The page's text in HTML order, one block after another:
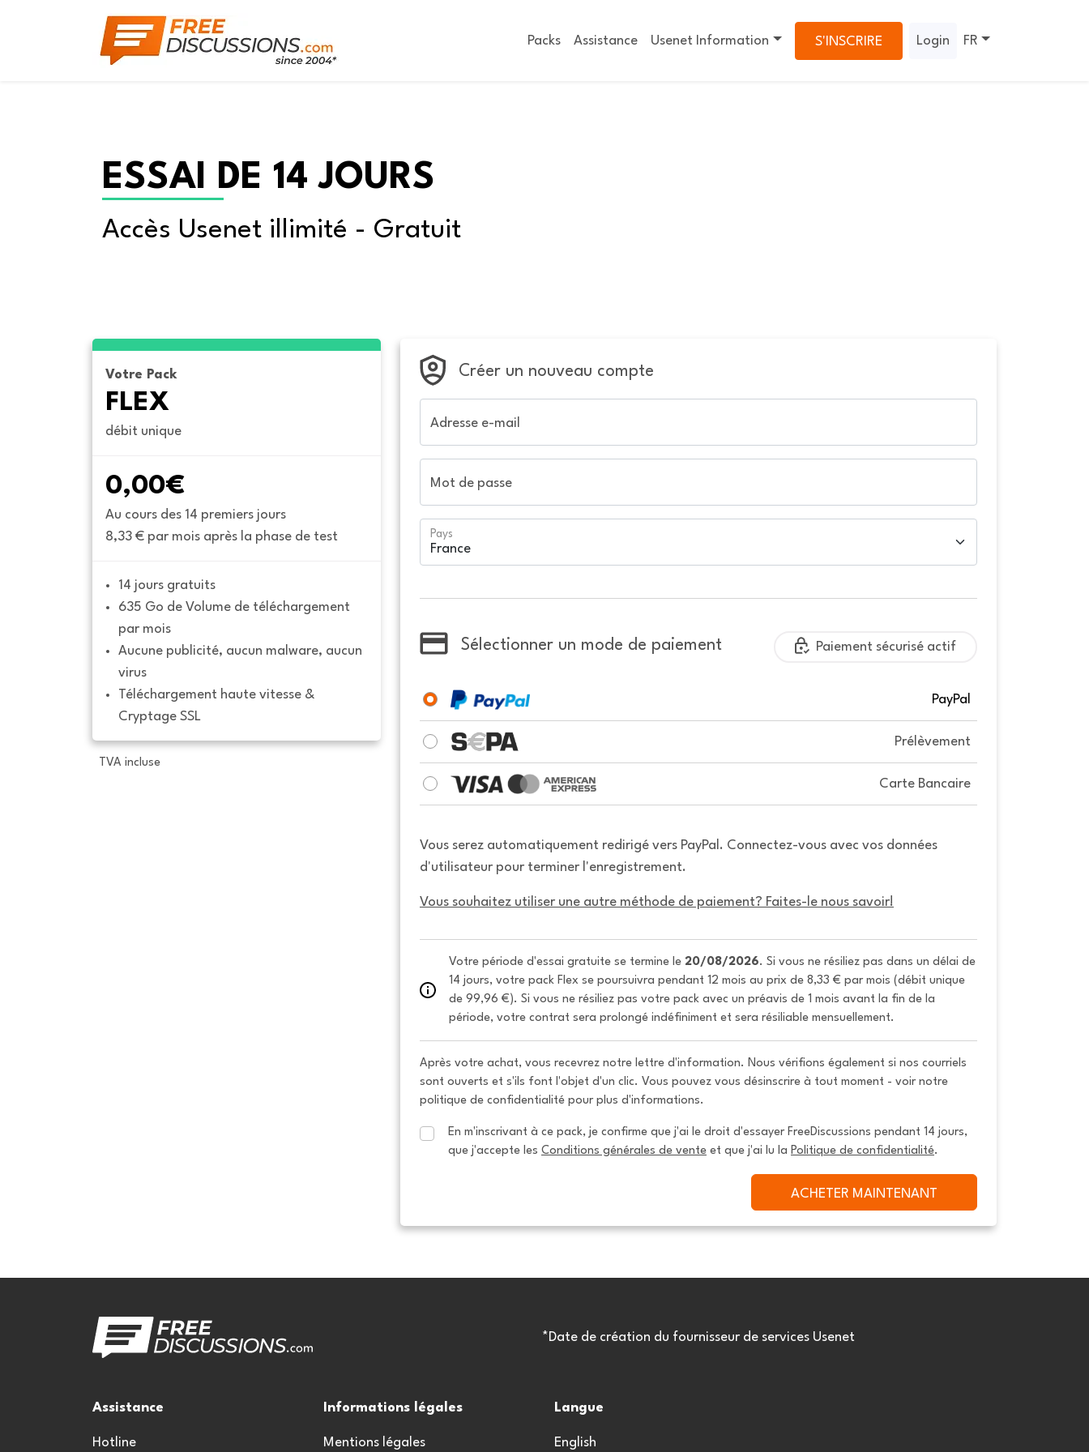
Packs Assistance Usenet Information S'INSCRIRE Login FR
ESSAI DE 14 JOURS
Accès Usenet illimité - Gratuit
Votre Pack
FLEX
débit unique
0,00€
Au cours des 14 premiers jours
8,33 € par mois après la phase de test
14 jours gratuits
635 Go de Volume de téléchargement
par mois
Aucune publicité, aucun malware, aucun
virus
Téléchargement haute vitesse &
Cryptage SSL
TVA incluse
Créer un nouveau compte
Adresse e-mail
Mot de passe
Pays
Sélectionner un mode de paiement Paiement sécurisé actif
PayPal
Prélèvement
Carte Bancaire
Vous serez automatiquement redirigé vers PayPal. Connectez-vous avec vos données
d'utilisateur pour terminer l'enregistrement.
Vous souhaitez utiliser une autre méthode de paiement? Faites-le nous savoir!
Votre période d'essai gratuite se termine le 20/08/2026. Si vous ne résiliez pas dans un délai de
14 jours, votre pack Flex se poursuivra pendant 12 mois au prix de 8,33 € par mois (débit unique
de 99,96 €). Si vous ne résiliez pas votre pack avec un préavis de 1 mois avant la fin de la
période, votre contrat sera prolongé indéfiniment et sera résiliable mensuellement.
Après votre achat, vous recevrez notre lettre d'information. Nous vérifions également si nos courriels
sont ouverts et s'ils font l'objet d'un clic. Vous pouvez vous désinscrire à tout moment - voir notre
politique de confidentialité pour plus d'informations.
En m'inscrivant à ce pack, je confirme que j'ai le droit d'essayer FreeDiscussions pendant 14 jours,
que j'accepte les Conditions générales de vente et que j'ai lu la Politique de confidentialité.
ACHETER MAINTENANT
*Date de création du fournisseur de services Usenet
Assistance
Hotline
Informations légales
Mentions légales
Langue
English